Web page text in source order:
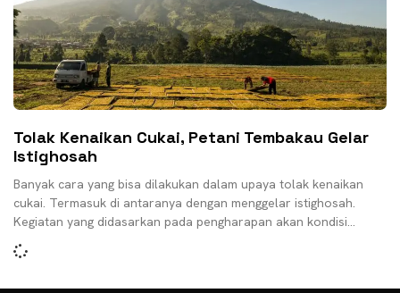
Tolak Kenaikan Cukai, Petani Tembakau Gelar
Istighosah
Banyak cara yang bisa dilakukan dalam upaya tolak kenaikan
cukai. Termasuk di antaranya dengan menggelar istighosah.
Kegiatan yang didasarkan pada pengharapan akan kondisi
pertembakauan ini